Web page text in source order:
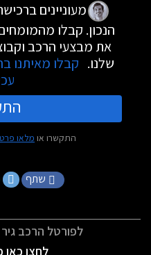
מעוניינים
הנכון. קבלו
את מבצעי הרכב
שלנו. קבלו מאיתנו
התקשרו או מלאו
שתף
לפורטל הרכב
לחצו כאן